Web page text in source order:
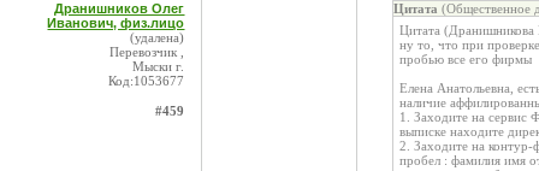
Дранишников Олег
Иванович, физ.лицо
(удалена)
Перевозчик ,
Мыски г.
Код:1053677
#459
Цитата (Общественное
Цитата
ну то, что при
пробью все его фирмы
Елена Анатольевна,
наличие
1. Заходите на
выписке находите
2. Заходите на контур-
пробел : фамилия имя